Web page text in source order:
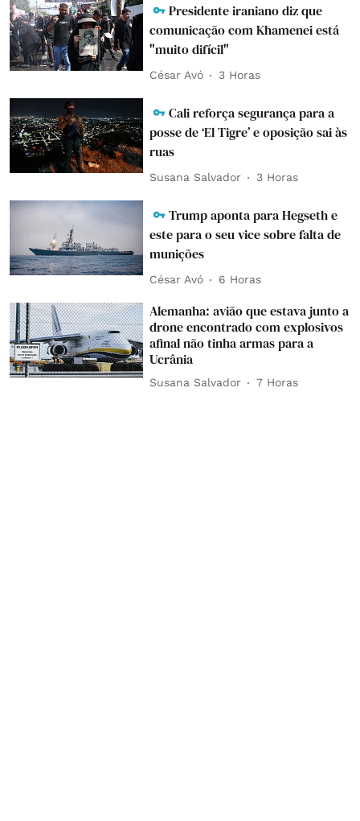
Presidente iraniano diz que
comunicação com Khamenei está
"muito difícil"
César Avó 3 Horas
Cali reforça segurança para a
posse de ‘El Tigre’ e oposição sai às
ruas
Susana Salvador 3 Horas
Trump aponta para Hegseth e
este para o seu vice sobre falta de
munições
César Avó 6 Horas
Alemanha: avião que estava junto a
drone encontrado com explosivos
afinal não tinha armas para a
Ucrânia
Susana Salvador 7 Horas